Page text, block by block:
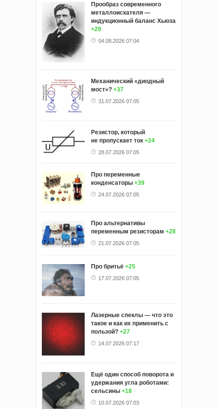
Прообраз современного
металлоискателя —
индукционный баланс Хьюза
+29
04.08.2026 07:04
Механический «диодный
мост»? +37
31.07.2026 07:05
Резистор, который
не пропускает ток +24
28.07.2026 07:05
Про переменные
конденсаторы +39
24.07.2026 07:05
Про альтернативы
переменным резисторам +28
21.07.2026 07:05
Про бритьё +25
17.07.2026 07:05
Лазерные спеклы — что это
такое и как их применить с
пользой? +27
14.07.2026 07:17
Ещё один способ поворота и
удержания угла роботами:
сельсины +18
10.07.2026 07:03